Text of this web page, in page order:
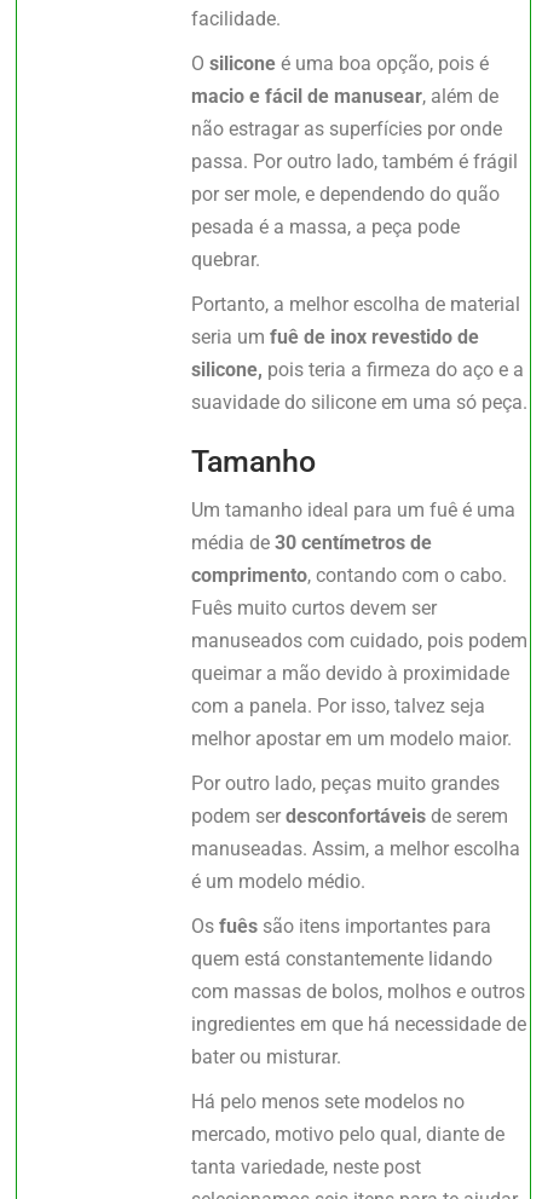
facilidade.
Osilicone é uma boa opção, pois é
macio e fácil de manusear, além de
não estragar as superfícies por onde
passa. Por outro lado, também é frágil
por ser mole, e dependendo do quão
pesada é a massa, a peça pode
quebrar.
Portanto, a melhor escolha de material
seria umfuê de inox revestido de
silicone, pois teria a firmeza do aço e a
suavidade do silicone em uma só peça.
Tamanho
Um tamanho ideal para um fuê é uma
média de 30 centímetros de
comprimento, contando com o cabo.
Fuês muito curtos devem ser
manuseados com cuidado, pois podem
queimar a mão devido à proximidade
com a panela. Por isso, talvez seja
melhor apostar em um modelo maior.
Por outro lado, peças muito grandes
podem serdesconfortáveis de serem
manuseadas. Assim, a melhor escolha
é um modelo médio.
Osfuês são itens importantes para
quem está constantemente lidando
com massas de bolos, molhos e outros
ingredientes em que há necessidade de
bater ou misturar.
Há pelo menos sete modelos no
mercado, motivo pelo qual, diante de
tanta variedade, neste post